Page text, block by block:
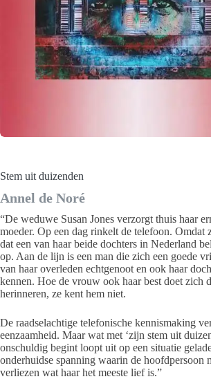
Stem uit duizenden
Annel de Noré
“De weduwe Susan Jones verzorgt thuis haar
moeder. Op een dag rinkelt de telefoon. Omdat
dat een van haar beide dochters in Nederland
op. Aan de lijn is een man die zich een goede
van haar overleden echtgenoot en ook haar
kennen. Hoe de vrouw ook haar best doet zich
herinneren, ze kent hem niet.
De raadselachtige telefonische kennismaking
eenzaamheid. Maar wat met ‘zijn stem uit
onschuldig begint loopt uit op een situatie
onderhuidse spanning waarin de hoofdpersoon
verliezen wat haar het meeste lief is.”